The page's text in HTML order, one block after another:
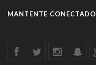
MANTENTE CONECTADO